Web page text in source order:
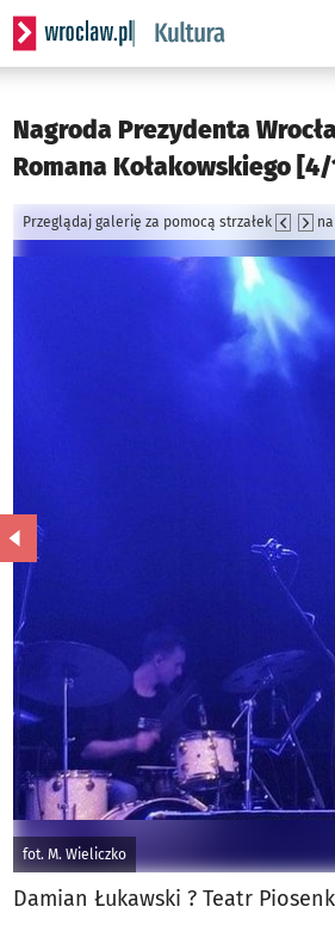
Serwis informacyjny wroclaw.pl
Nagroda Prezydenta
Romana Kołakowskiego [4/
fot. M. Wieliczko
Przeglądaj galerię za pomocą strzałek
Przejdź do poprzedniego zdjęcia.
Damian Łukawski ? Teatr